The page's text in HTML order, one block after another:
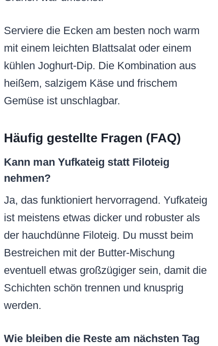
Serviere die Ecken am besten noch warm
mit einem leichten Blattsalat oder einem
kühlen Joghurt-Dip. Die Kombination aus
heißem, salzigem Käse und frischem
Gemüse ist unschlagbar.
Häufig gestellte Fragen (FAQ)
Kann man Yufkateig statt Filoteig
nehmen?
Ja, das funktioniert hervorragend. Yufkateig
ist meistens etwas dicker und robuster als
der hauchdünne Filoteig. Du musst beim
Bestreichen mit der Butter-Mischung
eventuell etwas großzügiger sein, damit die
Schichten schön trennen und knusprig
werden.
Wie bleiben die Reste am nächsten Tag